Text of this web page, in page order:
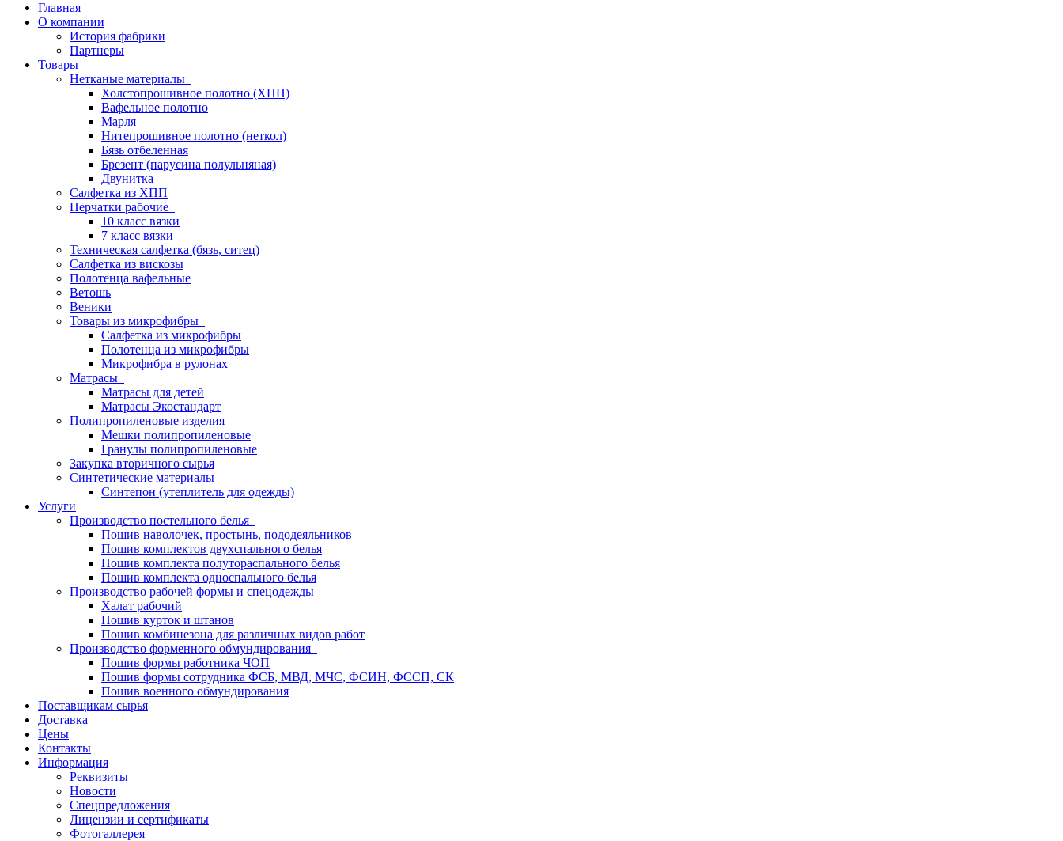
Главная
О компании
История фабрики
Партнеры
Товары
Нетканые материалы
Холстопрошивное полотно (ХПП)
Вафельное полотно
Марля
Нитепрошивное полотно (неткол)
Бязь отбеленная
Брезент (парусина полульняная)
Двунитка
Салфетка из ХПП
Перчатки рабочие
10 класс вязки
7 класс вязки
Техническая салфетка (бязь, ситец)
Салфетка из вискозы
Полотенца вафельные
Ветошь
Веники
Товары из микрофибры
Салфетка из микрофибры
Полотенца из микрофибры
Микрофибра в рулонах
Матрасы
Матрасы для детей
Матрасы Экостандарт
Полипропиленовые изделия
Мешки полипропиленовые
Гранулы полипропиленовые
Закупка вторичного сырья
Синтетические материалы
Синтепон (утеплитель для одежды)
Услуги
Производство постельного белья
Пошив наволочек, простынь, пододеяльников
Пошив комплектов двухспального белья
Пошив комплекта полутораспального белья
Пошив комплекта односпального белья
Производство рабочей формы и спецодежды
Халат рабочий
Пошив курток и штанов
Пошив комбинезона для различных видов работ
Производство форменного обмундирования
Пошив формы работника ЧОП
Пошив формы сотрудника ФСБ, МВД, МЧС, ФСИН, ФССП, СК
Пошив военного обмундирования
Поставщикам сырья
Доставка
Цены
Контакты
Информация
Реквизиты
Новости
Спецпредложения
Лицензии и сертификаты
Фотогаллерея